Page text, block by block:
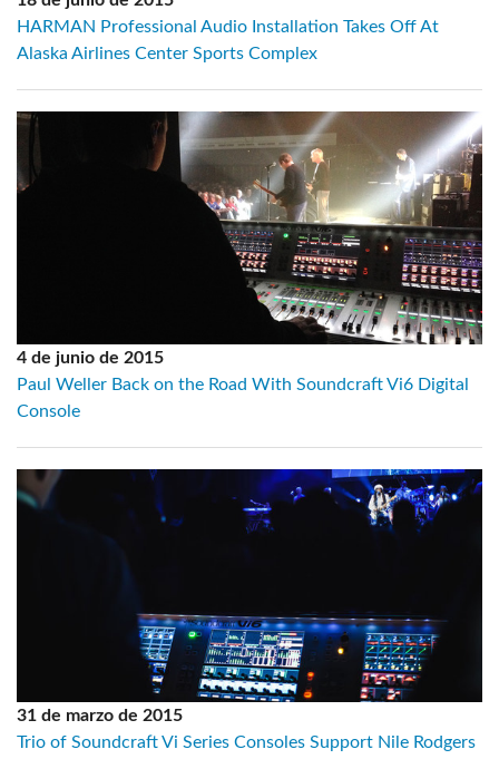
HARMAN Professional Audio Installation Takes Off At
Alaska Airlines Center Sports Complex
4 de junio de 2015
Paul Weller Back on the Road With Soundcraft Vi6 Digital
Console
31 de marzo de 2015
Trio of Soundcraft Vi Series Consoles Support Nile Rodgers